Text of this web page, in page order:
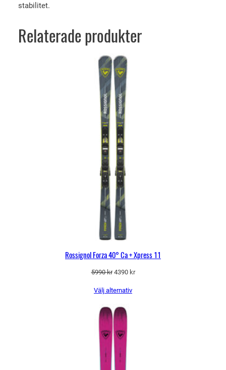
stabilitet.
Relaterade produkter
Rossignol Forza 40° Ca + Xpress 11
5990kr Det
priset
5990 kr.
4390 krDet
Välj alternativ